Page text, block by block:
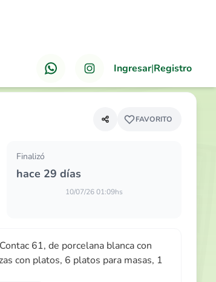
Ingresar|Registro
ANTERIOR PRÓXIMO
FAVORITO
61, de porcelana blanca con…
Finalizó
hace 29 días
10/07/26 01:09hs
61, de porcelana blanca con
con platos, 6 platos para masas, 1